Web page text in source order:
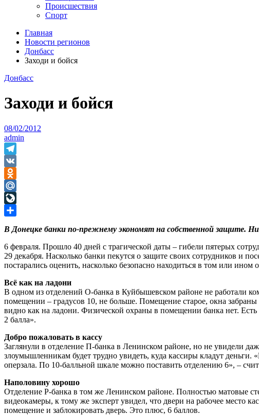
Происшествия
Спорт
Главная
Новости регионов
Донбасс
Заходи и бойся
Донбасс
Заходи и бойся
08/02/2012
admin
Telegram
VK
Odnoklassniki
Mail.Ru
LiveJournal
В Донецке банки по-прежнему экономят на собственной защите.
6 февраля. Прошло 40 дней с трагической даты – гибели пятерых
29 декабря. Насколько банки пекутся о защите своих сотрудников и
постарались оценить, насколько безопасно находиться в том или ином
Всё как на ладони
В одном из отделений О-банка в Куйбышевском районе не работали
помещении – градусов 10, не больше. Помещение старое, окна
видно как на ладони. Физической охраны в помещении банка нет.
2 балла».
Добро пожаловать в кассу
Заглянули в отделение П-банка в Ленинском районе, но не увидели
злоумышленникам будет трудно увидеть, куда кассиры кладут
оперзала. По 10-балльной шкале можно поставить отделению 6», –
Наполовину хорошо
Отделение Р-банка в том же Ленинском районе. Полностью матовые
видеокамеры, к тому же эксперт увидел, что двери на рабочее место
помещение и заблокировать дверь. Это плюс, 6 баллов.